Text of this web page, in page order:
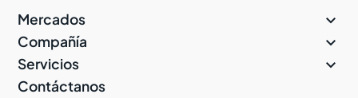
Mercados 
Compañía 
Servicios 
Contáctanos